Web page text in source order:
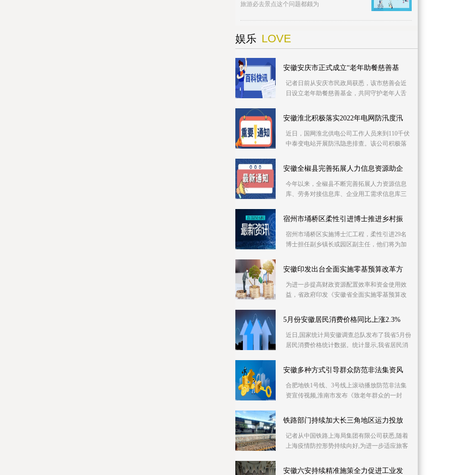
旅游必去景点这个问题都颇为
娱乐 LOVE
安徽安庆市正式成立“老年助餐慈善基
记者日前从安庆市民政局获悉，该市慈善会近
日设立老年助餐慈善基金，共同守护老年人舌
年食堂、社
安徽淮北积极落实2022年电网防汛度汛
近日，国网淮北供电公司工作人员来到110千伏
中泰变电站开展防汛隐患排查。该公司积极落
推进极端
安徽全椒县完善拓展人力信息资源助企
今年以来，全椒县不断完善拓展人力资源信息
库、劳务对接信息库、企业用工需求信息库三
息1 2万个
宿州市埇桥区柔性引进博士推进乡村振
宿州市埇桥区实施博士汇工程，柔性引进29名
博士担任副乡镇长或园区副主任，他们将为加
前，博士专
安徽印发出台全面实施零基预算改革方
为进一步提高财政资源配置效率和资金使用效
益，省政府印发《安徽省全面实施零基预算改
范围内全面
5月份安徽居民消费价格同比上涨2.3%
近日,国家统计局安徽调查总队发布了我省5月份
居民消费价格统计数据。统计显示,我省居民消
百分
安徽多种方式引导群众防范非法集资风
合肥地铁1号线、3号线上滚动播放防范非法集
资宣传视频,淮南市发布《致老年群众的一封
宣传月,今
铁路部门持续加大长三角地区运力投放
记者从中国铁路上海局集团有限公司获悉,随着
上海疫情防控形势持续向好,为进一步适应旅客
持续加
安徽六安持续精准施策全力促进工业发